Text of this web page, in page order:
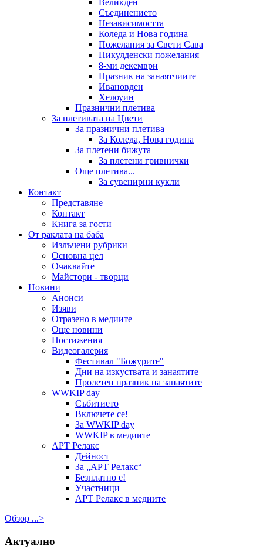
Съединението
Независимостта
Коледа и Нова година
Пожелания за Свети Сава
Никулденски пожелания
8-ми декември
Празник на занаятчиите
Ивановден
Хелоуин
Празнични плетива
За плетивата на Цвети
За празнични плетива
За Коледа, Нова година
За плетени бижута
За плетени гривнички
Още плетива...
За сувенирни кукли
Контакт
Представяне
Контакт
Книга за гости
От раклата на баба
Излъчени рубрики
Основна цел
Очаквайте
Майстори - творци
Новини
Анонси
Изяви
Отразено в медиите
Още новини
Постижения
Видеогалерия
Фестивал "Божурите"
Дни на изкуствата и занаятите
Пролетен празник на занаятите
WWKIP day
Събитието
Включете се!
За WWKIP day
WWKIP в медиите
АРТ Релакс
Дейност
За „АРТ Релакс“
Безплатно е!
Участници
АРТ Релакс в медиите
Обзор ...>
Актуално